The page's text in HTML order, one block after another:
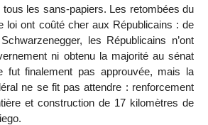
les sans-papiers. Les retombées du
loi ont coûté cher aux Républicains : de
les Républicains n’ont
ni obtenu la majorité au sénat
fut finalement pas approuvée, mais la
ne se fit pas attendre : renforcement
et construction de 17 kilomètres de